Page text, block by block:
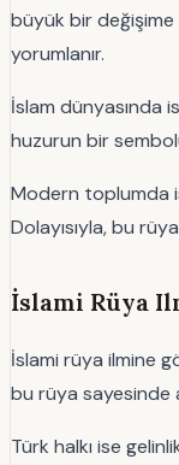
büyük bir değişime
yorumlanır.
İslam dünyasında
huzurun bir
Modern toplumda
Dolayısıyla, bu
İslami Rüya
İslami rüya ilmine
bu rüya sayesinde
Türk halkı ise